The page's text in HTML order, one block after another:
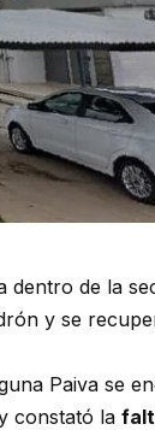
dentro de la
y se
Paiva se
constató la